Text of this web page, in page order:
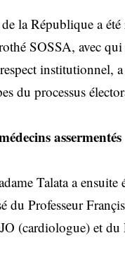
la République a
SOSSA, avec
institutionnel,
du processus
assermentés
Talata a ensuite
du Professeur
(cardiologue) et